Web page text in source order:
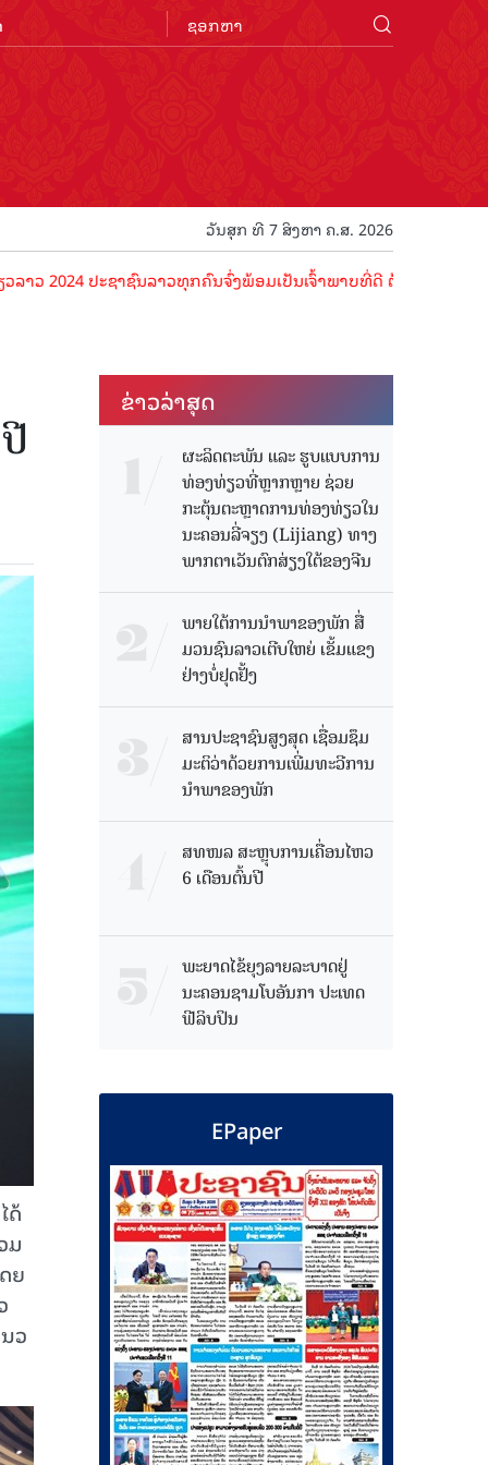
ວັນສຸກ ທີ 7 ສິງຫາ ຄ.ສ. 2026
ະຊາຊົນລາວທຸກຄົນຈົ່ງພ້ອມເປັນເຈົ້າພາບທີ່ດີ ຕ້ອນຮັບນັກທ່ອງທ່ຽວດ້ວຍ
ດ້
ມ
ຍ
ວ
ຂ່າວ​ລ່າ​ສຸດ
ຜະລິດຕະພັນ ແລະ ຮູບແບບການ
ທ່ອງທ່ຽວທີ່ຫຼາກຫຼາຍ ຊ່ວຍ
ກະຕຸ້ນຕະຫຼາດການທ່ອງທ່ຽວໃນ
ນະຄອນລີ່ຈຽງ (Lijiang) ທາງ
ພາກຕາເວັນຕົກສ່ຽງໃຕ້ຂອງຈີນ
ພາຍໃຕ້ການນໍາພາຂອງພັກ ສື່
ມວນຊົນລາວເຕີບໃຫຍ່ ເຂັ້ມແຂງ
ຢ່າງບໍ່ຢຸດຢັ້ງ
ສານປະຊາຊົນສູງສຸດ ເຊື່ອມຊຶມ
ມະຕິວ່າດ້ວຍການເພີ່ມທະວີການ
ນຳພາຂອງພັກ
ສທໜລ ສະຫຼຸບການເຄື່ອນໄຫວ
6 ເດືອນຕົ້ນປີ
ພະຍາດໄຂ້ຍຸງລາຍລະບາດຢູ່
ນະຄອນຊາມໂບ​ອັນກາ ປະເທດ
ຟີລິບປິນ
EPaper